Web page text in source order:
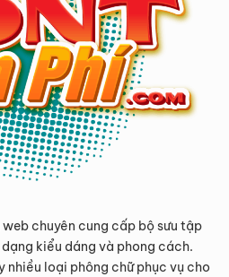
chuyên cung cấp bộ sưu tập
kiểu dáng và phong cách.
nhiều loại phông chữ phục vụ cho